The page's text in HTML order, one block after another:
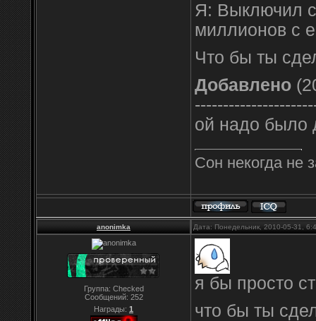
Я: Выключил
миллионов с
Что бы ты
Добавлено
ой надо было
Сон некогда не
anonimka Дата: Понедельник, 2010-05-31,
Группа: Checked
Сообщений: 252
Награды: 1
я бы просто
что бы ты